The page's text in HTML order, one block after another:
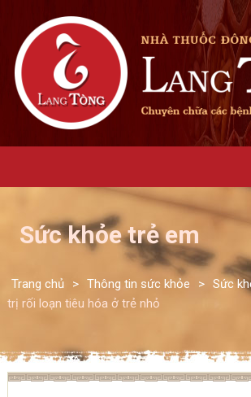
Sức khỏe trẻ em
Trang chủ > Thông tin sức khỏe > Sức
trị rối loạn tiêu hóa ở trẻ nhỏ